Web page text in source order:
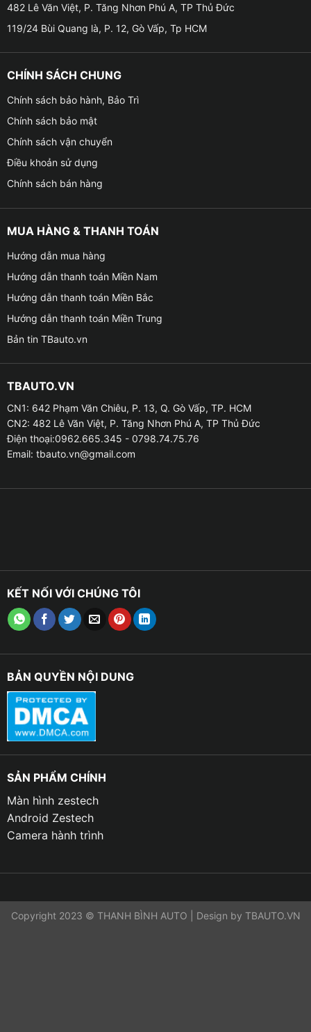
482 Lê Văn Việt, P. Tăng Nhơn Phú A, TP Thủ Đức
119/24 Bùi Quang là, P. 12, Gò Vấp, Tp HCM
CHÍNH SÁCH CHUNG
Chính sách bảo hành, Bảo Trì
Chính sách bảo mật
Chính sách vận chuyển
Điều khoản sử dụng
Chính sách bán hàng
MUA HÀNG & THANH TOÁN
Hướng dẫn mua hàng
Hướng dẫn thanh toán Miền Nam
Hướng dẫn thanh toán Miền Bắc
Hướng dẫn thanh toán Miền Trung
Bản tin TBauto.vn
TBAUTO.VN
CN1: 642 Phạm Văn Chiêu, P. 13, Q. Gò Vấp, TP. HCM
CN2: 482 Lê Văn Việt, P. Tăng Nhơn Phú A, TP Thủ Đức
Điện thoại:0962.665.345 - 0798.74.75.76
Email: tbauto.vn@gmail.com
KẾT NỐI VỚI CHÚNG TÔI
BẢN QUYỀN NỘI DUNG
SẢN PHẨM CHÍNH
Màn hình zestech
Android Zestech
Camera hành trình
Copyright 2023 © THANH BÌNH AUTO | Design by TBAUTO.VN